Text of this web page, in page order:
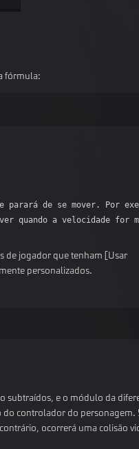
fórmula:
de se mover. Por
quando a velocidade for
de jogador que tenham [Usar
personalizados.
subtraídos, e o módulo da
controlador do personagem.
ocorrerá uma colisão